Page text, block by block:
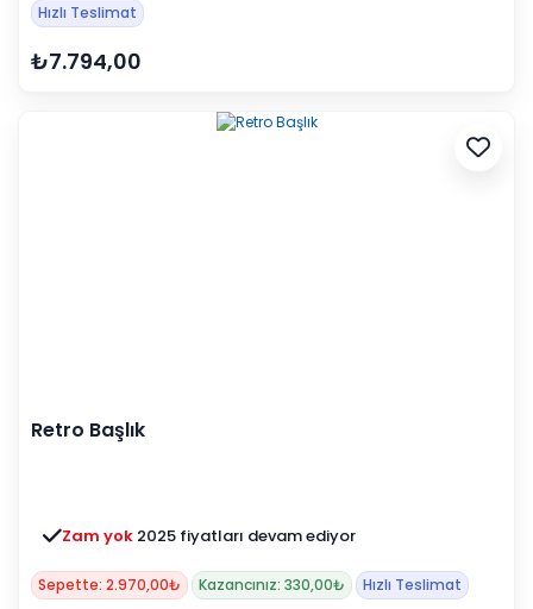
Hızlı Teslimat
₺7.794,00
Retro Başlık
Zam yok 2025 fiyatları devam ediyor
Sepette: 2.970,00₺ Kazancınız: 330,00₺ Hızlı Teslimat